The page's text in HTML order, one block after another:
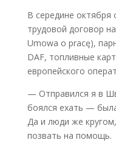
В середине
трудовой договор
Umowa o pracę),
DAF, топливные
европейского
— Отправился я в
боялся ехать —
Да и люди же
позвать на помощь.